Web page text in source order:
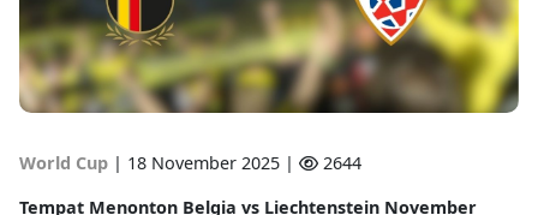
World Cup | 18 November 2025 |
2644
Tempat Menonton Belgia vs Liechtenstein November